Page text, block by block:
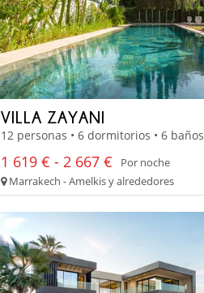
VILLA ZAYANI
12 personas • 6 dormitorios • 6 baños
1 619 € - 2 667 €
Por noche
Marrakech - Amelkis y alrededores